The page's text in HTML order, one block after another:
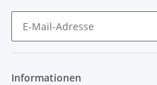
Informationen